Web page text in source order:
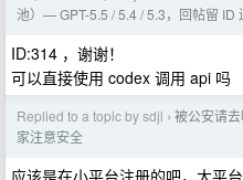
池）— GPT-5.5 / 5.4 / 5.3，回帖留 ID
ID:314 ，谢谢！
可以直接使用 codex 调用 api 吗
Replied to a topic by sdjl › 被公安请
家注意安全
应该是在小平台注册的吧，大平